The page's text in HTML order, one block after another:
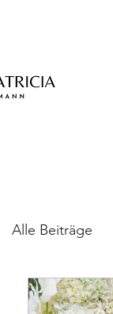
Alle Beiträge